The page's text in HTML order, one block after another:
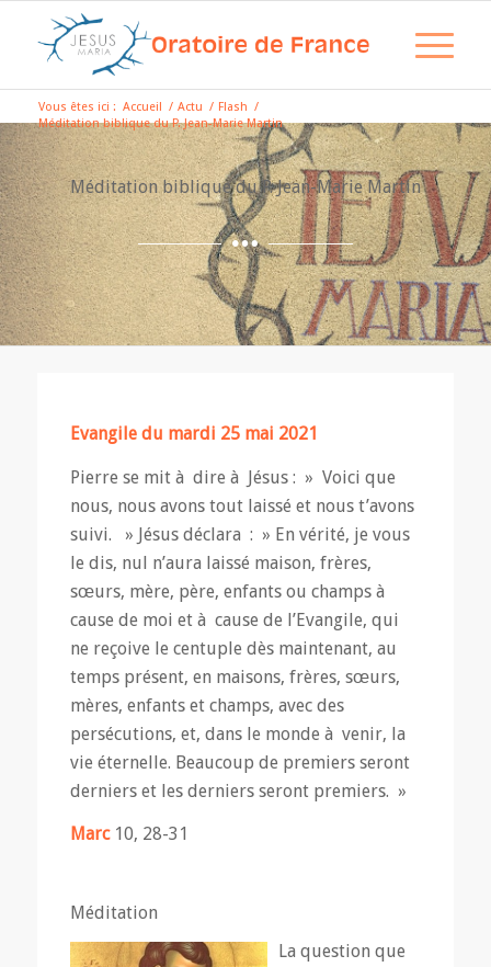
Vous êtes ici : Accueil / Actu / Flash /
Méditation biblique du P. Jean-Marie Martin
Méditation biblique du P. Jean-Marie Martin
Evangile du mardi 25 mai 2021
Pierre se mit à dire à Jésus : » Voici que
nous, nous avons tout laissé et nous t’avons
suivi. » Jésus déclara : » En vérité, je vous
le dis, nul n’aura laissé maison, frères,
sœurs, mère, père, enfants ou champs à
cause de moi et à cause de l’Evangile, qui
ne reçoive le centuple dès maintenant, au
temps présent, en maisons, frères, sœurs,
mères, enfants et champs, avec des
persécutions, et, dans le monde à venir, la
vie éternelle. Beaucoup de premiers seront
derniers et les derniers seront premiers. »
Marc 10, 28-31
Méditation
La question que